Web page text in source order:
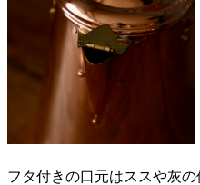
フタ付きの口元はススや灰